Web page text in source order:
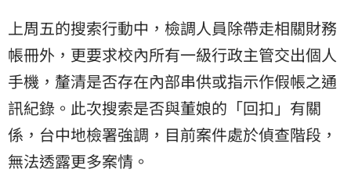
上周五的搜索行動中，檢調人員除帶走相關財務
帳冊外，更要求校內所有一級行政主管交出個人
手機，釐清是否存在內部串供或指示作假帳之通
訊紀錄。此次搜索是否與董娘的「回扣」有關
係，台中地檢署強調，目前案件處於偵查階段，
無法透露更多案情。